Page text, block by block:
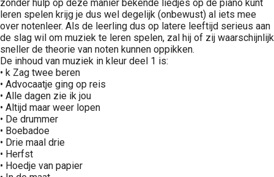
zonder hulp op deze manier bekende liedjes op de piano kunt
leren spelen krijg je dus wel degelijk (onbewust) al iets mee
over notenleer. Als de leerling dus op latere leeftijd serieus aan
de slag wil om muziek te leren spelen, zal hij of zij waarschijnlijk
sneller de theorie van noten kunnen oppikken.
De inhoud van muziek in kleur deel 1 is:
• k Zag twee beren
• Advocaatje ging op reis
• Alle dagen zie ik jou
• Altijd maar weer lopen
• De drummer
• Boebadoe
• Drie maal drie
• Herfst
• Hoedje van papier